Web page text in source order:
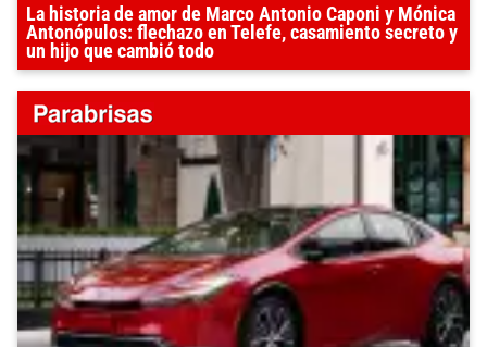
La historia de amor de Marco Antonio Caponi y Mónica
Antonópulos: flechazo en Telefe, casamiento secreto y
un hijo que cambió todo